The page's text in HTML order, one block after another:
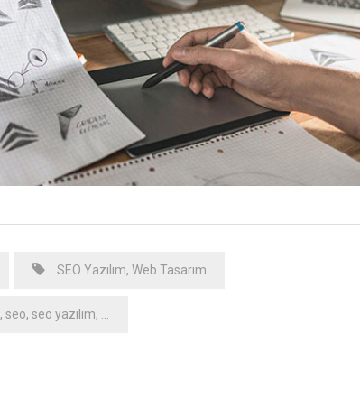
SEO Yazılım, Web Tasarım
, seo, seo yazılım, tasarım